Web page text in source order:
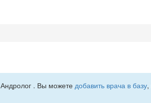
. Вы можете добавить врача в базу,